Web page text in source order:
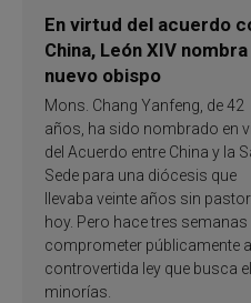
En virtud del acuerdo
China, León XIV
nuevo obispo
Mons. Chang Yanfeng, de 42
años, ha sido nombrado en
del Acuerdo entre China y la
Sede para una diócesis que
llevaba veinte años sin
hoy. Pero hace tres
comprometer públicamente
controvertida ley que busca
minorías.